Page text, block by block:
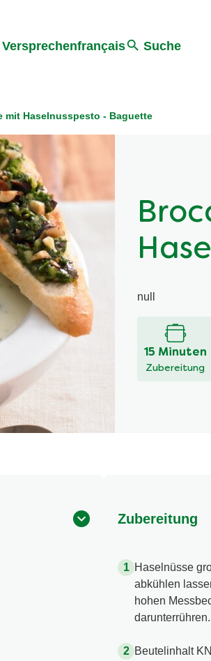
français Suche
mit Haselnusspesto - Baguette
null
15 Minuten
Zubereitung
Zubereitung
Haselnüsse
abkühlen
hohen
Beutelinhalt